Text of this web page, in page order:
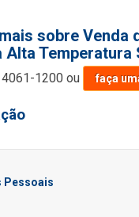
sobre Venda
Alta Temperatura
1200 ou faça
Pessoais